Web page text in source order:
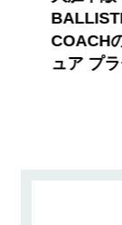
ンのプレ
レッピー